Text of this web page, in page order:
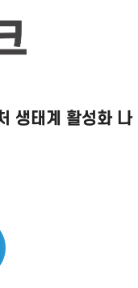
생태계 활성화 나